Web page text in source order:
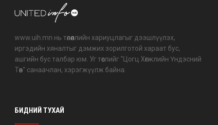
www.uih.mn нь төлөөллийн хариуцлагыг дээшлүүлэх,
иргэдийн хяналтыг дэмжих зорилготой хараат бус,
ашгийн бус талбар юм. Уг төслийг "Цогц Хөгжлийн Үндэсний
Төв" санаачлан, хэрэгжүүлж байна.
БИДНИЙ ТУХАЙ